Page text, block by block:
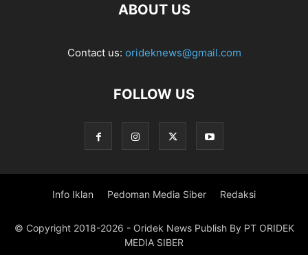
ABOUT US
Contact us: orideknews@gmail.com
FOLLOW US
Info Iklan Pedoman Media Siber Redaksi
© Copyright 2018-2026 - Oridek News Publish By PT ORIDEK
MEDIA SIBER